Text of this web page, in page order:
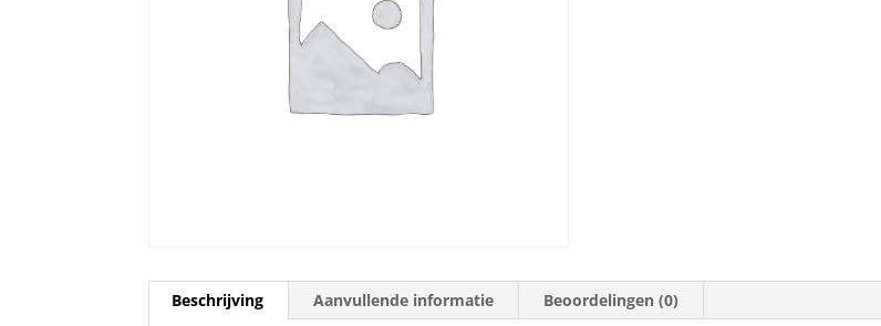
Beschrijving Aanvullende informatie Beoordelingen (0)